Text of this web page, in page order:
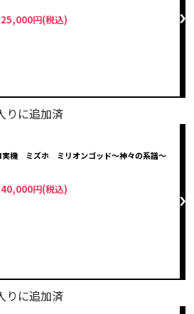
円(税込)
りに追加済
実機 ミズホ ミリオンゴッド～神々の系譜～
円(税込)
りに追加済